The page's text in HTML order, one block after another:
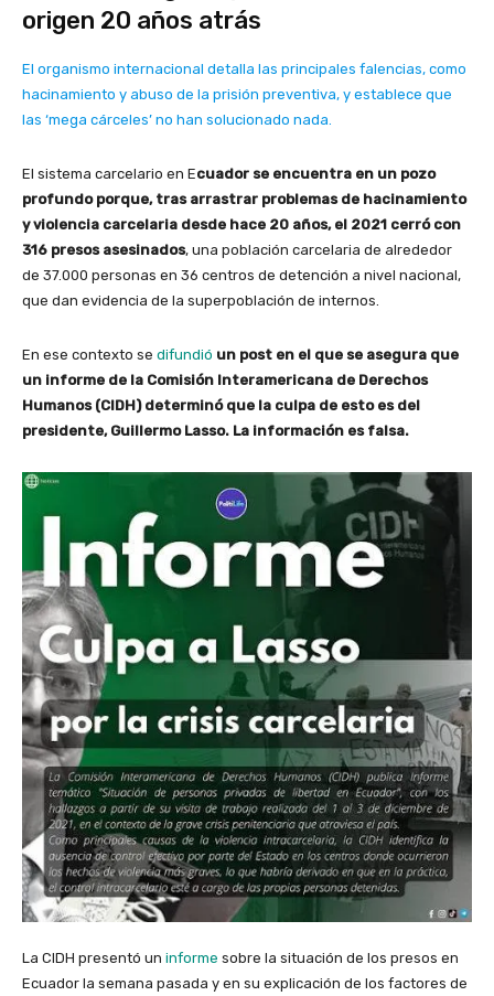
origen 20 años atrás
El organismo internacional detalla las principales falencias, como
hacinamiento y abuso de la prisión preventiva, y establece que
las ‘mega cárceles’ no han solucionado nada.
El sistema carcelario en Ecuador se encuentra en un pozo
profundo porque, tras arrastrar problemas de hacinamiento
y violencia carcelaria desde hace 20 años, el 2021 cerró con
316 presos asesinados, una población carcelaria de alrededor
de 37.000 personas en 36 centros de detención a nivel nacional,
que dan evidencia de la superpoblación de internos.
En ese contexto se difundió un post en el que se asegura que
un informe de la Comisión Interamericana de Derechos
Humanos (CIDH) determinó que la culpa de esto es del
presidente, Guillermo Lasso. La información es falsa.
La CIDH presentó un informe sobre la situación de los presos en
Ecuador la semana pasada y en su explicación de los factores de